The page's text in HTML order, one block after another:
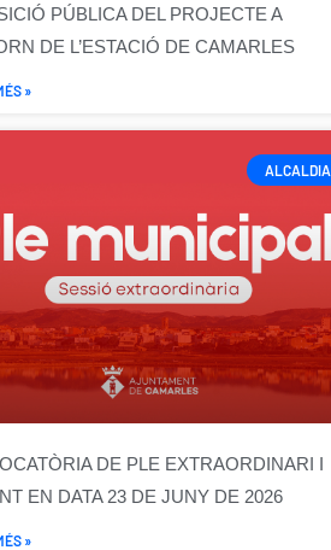
PÚBLICA DEL PROJECTE A
DE L’ESTACIÓ DE CAMARLES
»
ALCALDIA
DE PLE EXTRAORDINARI I
EN DATA 23 DE JUNY DE 2026
»